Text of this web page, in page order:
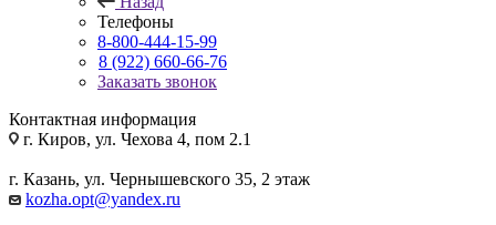
Телефоны
8-800-444-15-99
8 (922) 660-66-76
Заказать звонок
Контактная информация
г. Киров, ул. Чехова 4, пом 2.1
г. Казань, ул. Чернышевского 35, 2 этаж
kozha.opt@yandex.ru